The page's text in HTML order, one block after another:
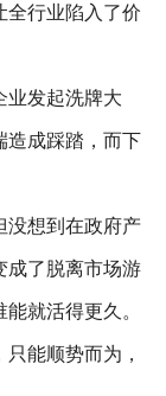
全行业陷入了价
业发起洗牌大
造成踩踏，而下
没想到在政府产
成了脱离市场游
就活得更久。
能顺势而为，